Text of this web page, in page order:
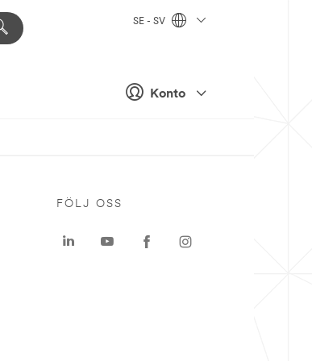
Konto
SE - SV
FÖLJ OSS